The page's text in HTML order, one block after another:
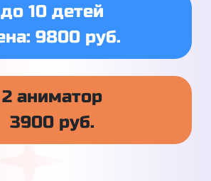
до 10 детей
9800 руб.
2 аниматор
3900 руб.